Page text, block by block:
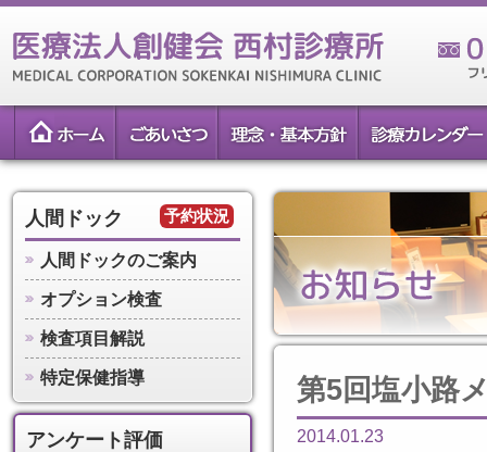
人間ドック 予約状況
人間ドックのご案内
オプション検査
検査項目解説
特定保健指導
アンケート評価
第5回塩小路
2014.01.23